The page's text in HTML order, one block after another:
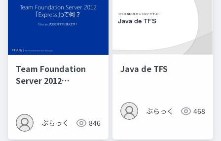
Team Foundation
Server 2012
ぶらっく 846
Java de TFS
ぶらっく 468